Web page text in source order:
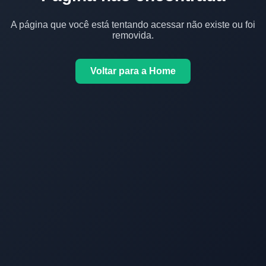
A página que você está tentando acessar não existe ou foi
removida.
Voltar para a Home